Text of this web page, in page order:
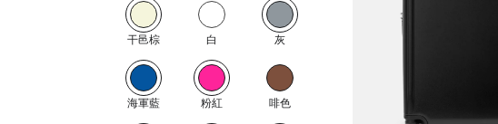
干邑棕 白 灰
海軍藍 粉紅 啡色